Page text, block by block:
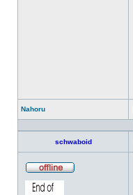
Nahoru
schwaboid